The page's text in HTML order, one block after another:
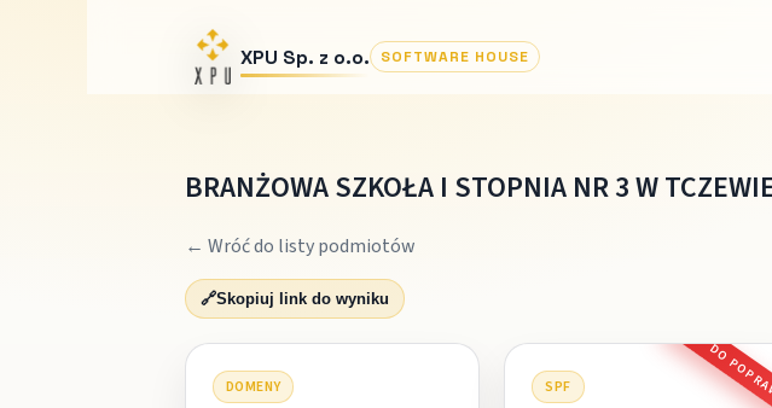
XPU Sp. z o.o. SOFTWARE HOUSE
BRANŻOWA SZKOŁA I STOPNIA NR 3 W
← Wróć do listy podmiotów
🔗Skopiuj link do wyniku
DOMENY SPF DO